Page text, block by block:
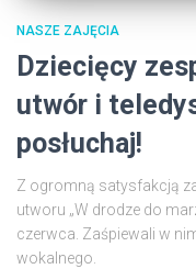
NASZE ZAJĘCIA
Dziecięcy
utwór i
posłuchaj!
Z ogromną satysfakcją
utworu „W drodze do
czerwca. Zaśpiewali w
wokalnego.